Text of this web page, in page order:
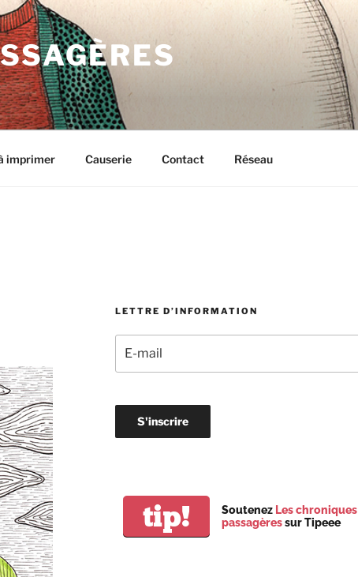
imprimer Causerie Contact Réseau
LETTRE D’INFORMATION
tip! Soutenez Les chroniques
passagèressur Tipeee